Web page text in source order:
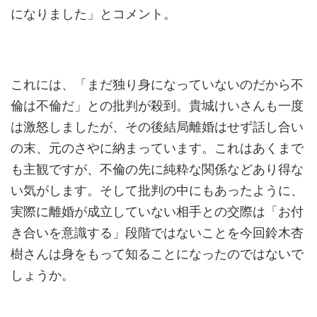
になりました」とコメント。
これには、「まだ独り身になっていないのだから不
倫は不倫だ」との批判が殺到。貴城けいさんも一度
は激怒しましたが、その後結局離婚はせず話し合い
の末、元のさやに納まっています。これはあくまで
も主観ですが、不倫の先に純粋な関係などあり得な
い気がします。そして批判の中にもあったように、
実際に離婚が成立していない相手との交際は「お付
き合いを意識する」段階ではないことを今回鈴木杏
樹さんは身をもって知ることになったのではないで
しょうか。